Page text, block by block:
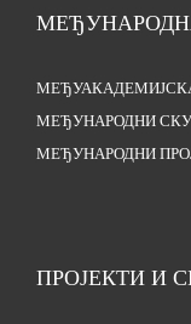
МЕЂУНАРОДНИ
МЕЂУНАРОДНИ
ПРОЈЕКТИ И